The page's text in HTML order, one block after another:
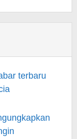
terbaru